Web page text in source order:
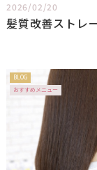
2026/02/20
髪質改善ストレ
BLOG
おすすめメニュー